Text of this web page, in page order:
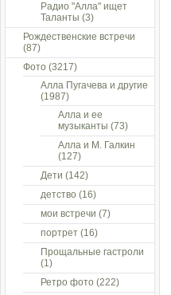
Радио "Алла" ищет
Таланты (3)
Рождественские встречи
(87)
Фото (3217)
Алла Пугачева и другие
(1987)
Алла и ее
музыканты (73)
Алла и М. Галкин
(127)
Дети (142)
детство (16)
мои встречи (7)
портрет (16)
Прощальные гастроли
(1)
Ретро фото (222)